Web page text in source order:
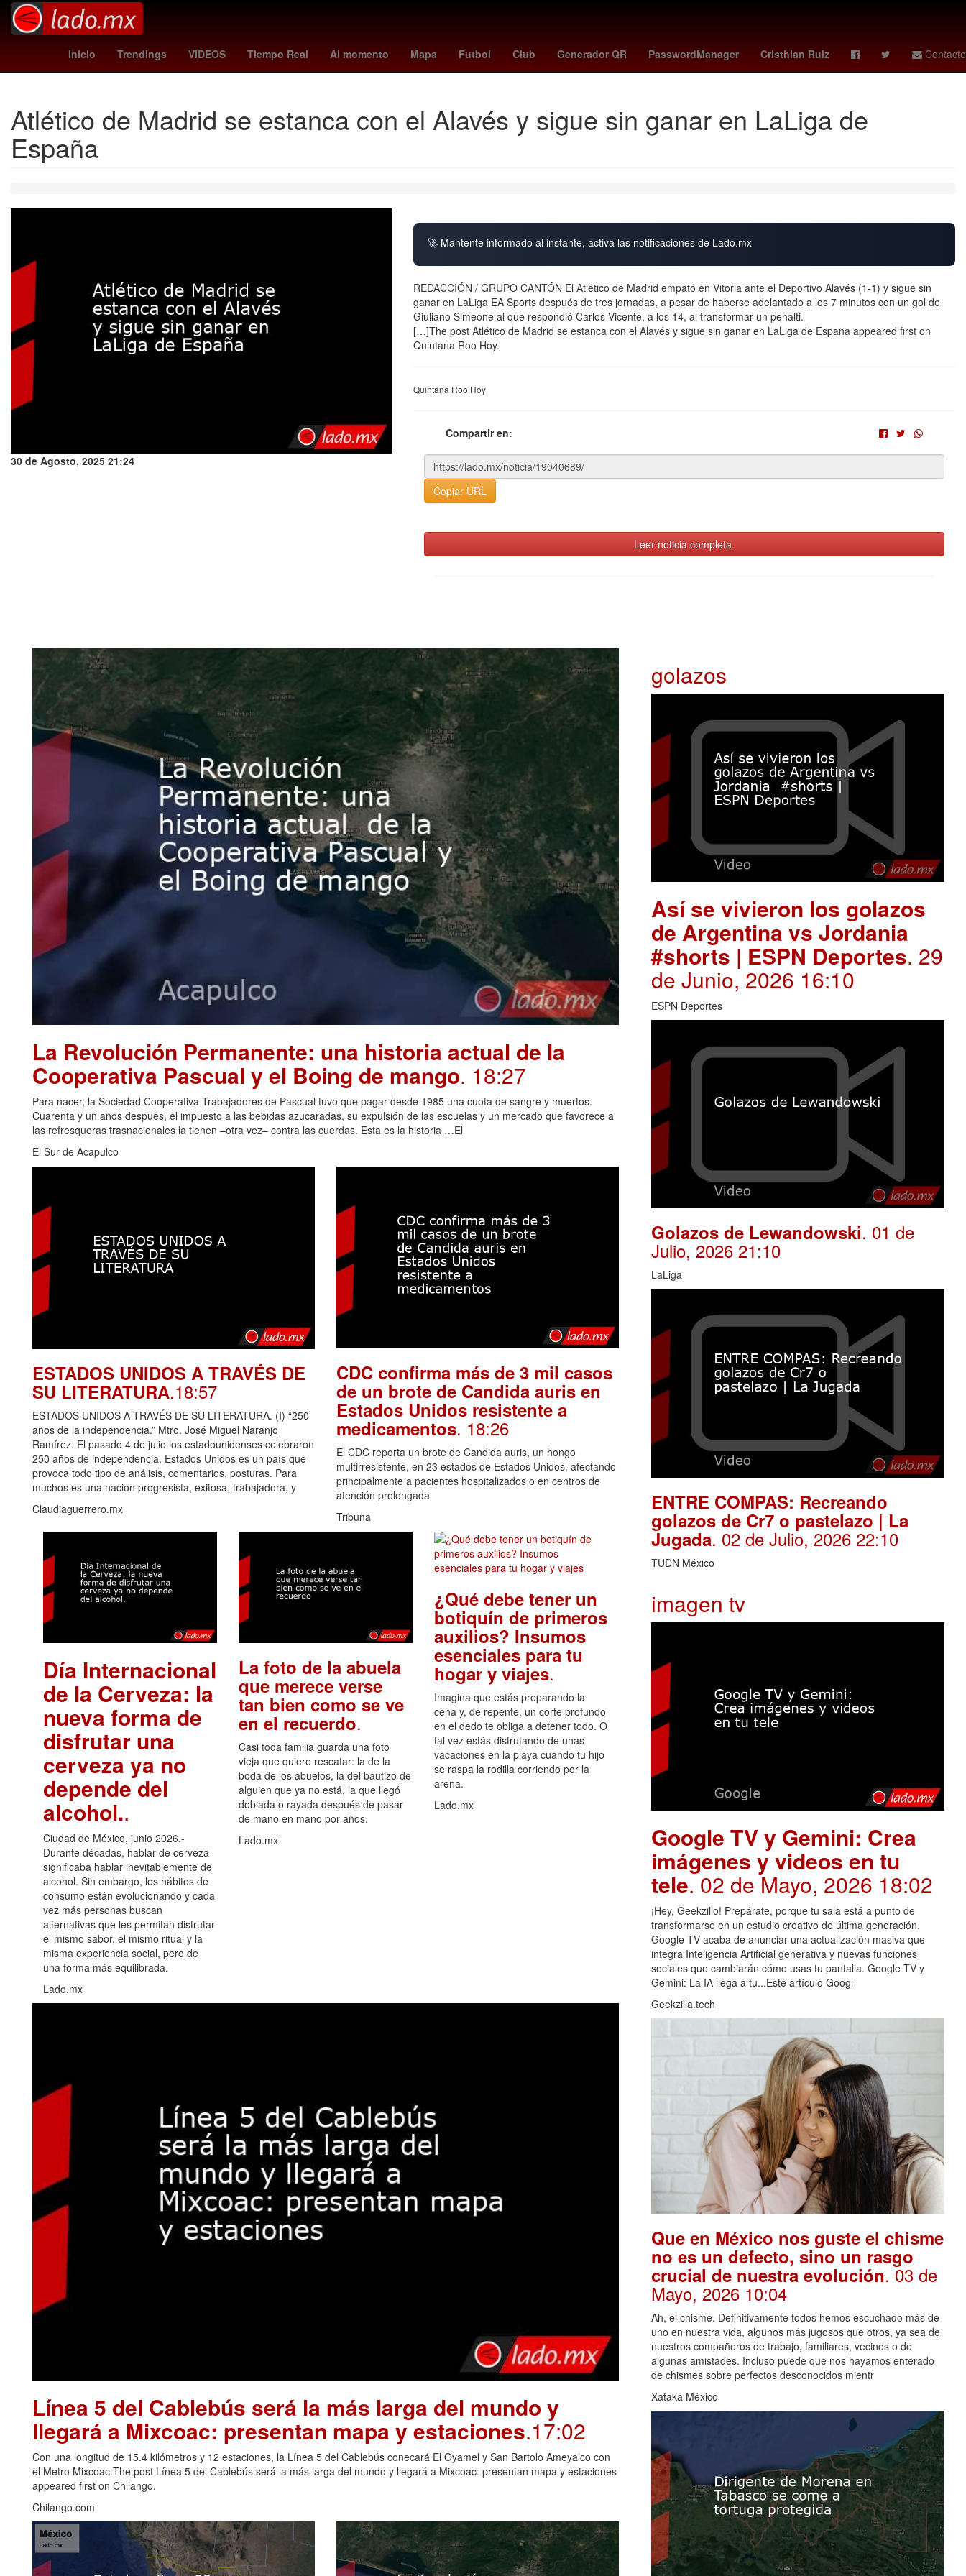
Inicio Trendings VIDEOS Tiempo Real Al momento Mapa Futbol Club Generador QR PasswordManager Cristhian Ruiz Contacto
flightradar24 Venezolanos necaxa - tigres boston Brandon Vázquez houston dash - orlando pride Comisión Nacional Forestal Brasil Pago Perú
Atlético de Madrid se estanca con el Alavés y sigue sin ganar en LaLiga de
España
30 de Agosto, 2025 21:24
🚀 Mantente informado al instante, activa las notificaciones de Lado.mx
REDACCIÓN / GRUPO CANTÓN El Atlético de Madrid empató en Vitoria ante el Deportivo Alavés (1-1) y sigue sin
ganar en LaLiga EA Sports después de tres jornadas, a pesar de haberse adelantado a los 7 minutos con un gol de
Giuliano Simeone al que respondió Carlos Vicente, a los 14, al transformar un penalti.
[…]The post Atlético de Madrid se estanca con el Alavés y sigue sin ganar en LaLiga de España appeared first on
Quintana Roo Hoy.
Quintana Roo Hoy
Compartir en:
Copiar URL
Leer noticia completa.
La Revolución Permanente: una historia actual de la
Cooperativa Pascual y el Boing de mango. 18:27
Para nacer, la Sociedad Cooperativa Trabajadores de Pascual tuvo que pagar desde 1985 una cuota de sangre y muertos.
Cuarenta y un años después, el impuesto a las bebidas azucaradas, su expulsión de las escuelas y un mercado que favorece a
las refresqueras trasnacionales la tienen –otra vez– contra las cuerdas. Esta es la historia …El
El Sur de Acapulco
ESTADOS UNIDOS A TRAVÉS DE
SU LITERATURA.18:57
ESTADOS UNIDOS A TRAVÉS DE SU LITERATURA. (I) “250
años de la independencia.” Mtro. José Miguel Naranjo
Ramírez. El pasado 4 de julio los estadounidenses celebraron
250 años de independencia. Estados Unidos es un país que
provoca todo tipo de análisis, comentarios, posturas. Para
muchos es una nación progresista, exitosa, trabajadora, y
Claudiaguerrero.mx
CDC confirma más de 3 mil casos
de un brote de Candida auris en
Estados Unidos resistente a
medicamentos. 18:26
El CDC reporta un brote de Candida auris, un hongo
multirresistente, en 23 estados de Estados Unidos, afectando
principalmente a pacientes hospitalizados o en centros de
atención prolongada
Tribuna
Día Internacional
de la Cerveza: la
nueva forma de
disfrutar una
cerveza ya no
depende del
alcohol..
Ciudad de México, junio 2026.-
Durante décadas, hablar de cerveza
significaba hablar inevitablemente de
alcohol. Sin embargo, los hábitos de
consumo están evolucionando y cada
vez más personas buscan
alternativas que les permitan disfrutar
el mismo sabor, el mismo ritual y la
misma experiencia social, pero de
una forma más equilibrada.
Lado.mx
La foto de la abuela
que merece verse
tan bien como se ve
en el recuerdo.
Casi toda familia guarda una foto
vieja que quiere rescatar: la de la
boda de los abuelos, la del bautizo de
alguien que ya no está, la que llegó
doblada o rayada después de pasar
de mano en mano por años.
Lado.mx
¿Qué debe tener un
botiquín de primeros
auxilios? Insumos
esenciales para tu
hogar y viajes.
Imagina que estás preparando la
cena y, de repente, un corte profundo
en el dedo te obliga a detener todo. O
tal vez estás disfrutando de unas
vacaciones en la playa cuando tu hijo
se raspa la rodilla corriendo por la
arena.
Lado.mx
Línea 5 del Cablebús será la más larga del mundo y
llegará a Mixcoac: presentan mapa y estaciones.17:02
Con una longitud de 15.4 kilómetros y 12 estaciones, la Línea 5 del Cablebús conecará El Oyamel y San Bartolo Ameyalco con
el Metro Mixcoac.The post Línea 5 del Cablebús será la más larga del mundo y llegará a Mixcoac: presentan mapa y estaciones
appeared first on Chilango.
Chilango.com
golazos
Así se vivieron los golazos
de Argentina vs Jordania
#shorts | ESPN Deportes. 29
de Junio, 2026 16:10
ESPN Deportes
Golazos de Lewandowski. 01 de
Julio, 2026 21:10
LaLiga
ENTRE COMPAS: Recreando
golazos de Cr7 o pastelazo | La
Jugada. 02 de Julio, 2026 22:10
TUDN México
imagen tv
Google TV y Gemini: Crea
imágenes y videos en tu
tele. 02 de Mayo, 2026 18:02
¡Hey, Geekzillo! Prepárate, porque tu sala está a punto de
transformarse en un estudio creativo de última generación.
Google TV acaba de anunciar una actualización masiva que
integra Inteligencia Artificial generativa y nuevas funciones
sociales que cambiarán cómo usas tu pantalla. Google TV y
Gemini: La IA llega a tu...Este artículo Googl
Geekzilla.tech
Que en México nos guste el chisme
no es un defecto, sino un rasgo
crucial de nuestra evolución. 03 de
Mayo, 2026 10:04
Ah, el chisme. Definitivamente todos hemos escuchado más de
uno en nuestra vida, algunos más jugosos que otros, ya sea de
nuestros compañeros de trabajo, familiares, vecinos o de
algunas amistades. Incluso puede que nos hayamos enterado
de chismes sobre perfectos desconocidos mientr
Xataka México